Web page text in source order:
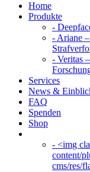
Home
Produkte
-
- Ariane
- Veritas
Services
News &
FAQ
Spenden
Shop
- <img
content/
cms/res/